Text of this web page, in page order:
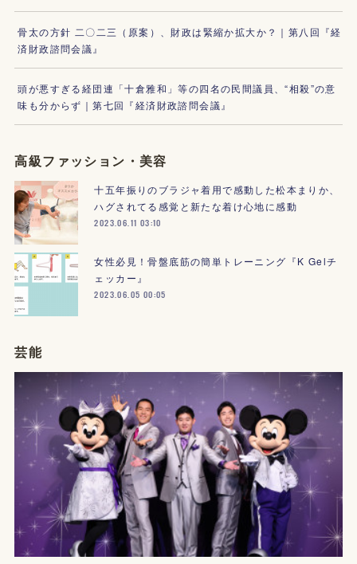
骨太の方針 二〇二三（原案）、財政は緊縮か拡大か？｜第八回『経
済財政諮問会議』
頭が悪すぎる経団連「十倉雅和」等の四名の民間議員、“相殺”の意
味も分からず｜第七回『経済財政諮問会議』
高級ファッション・美容
十五年振りのブラジャ着用で感動した松本まりか、
ハグされてる感覚と新たな着け心地に感動
2023.06.11 03:10
女性必見！骨盤底筋の簡単トレーニング『K Gelチ
ェッカー』
2023.06.05 00:05
芸能